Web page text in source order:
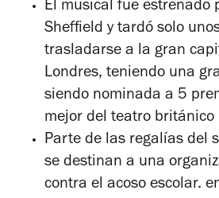
El musical fue estrenado
Sheffield y tardó solo
trasladarse a la gran
Londres, teniendo una
siendo nominada a 5
mejor del teatro británico
Parte de las regalías del
se destinan a una
contra el acoso escolar.